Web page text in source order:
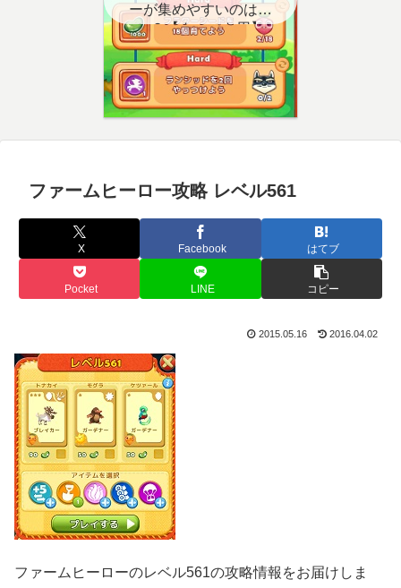
ーが集めやすいのはど
こ？【クエスト用】
ファームヒーロー攻略 レベル561
X Facebook はてブ
Pocket LINE コピー
2015.05.16 2016.04.02
ファームヒーローのレベル561の攻略情報をお届けしま